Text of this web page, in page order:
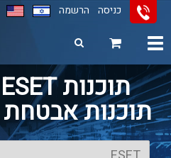
11
12
13
כניסה הרשמה
Toggle
תוכנות אבטחת